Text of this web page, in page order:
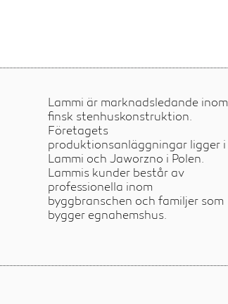
Lammi är marknadsledande inom
finsk stenhuskonstruktion.
Företagets
produktionsanläggningar ligger i
Lammi och Jaworzno i Polen.
Lammis kunder består av
professionella inom
byggbranschen och familjer som
bygger egnahemshus.